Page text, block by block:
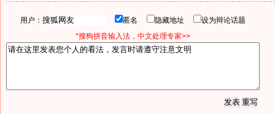
用户： 匿名 隐藏地址
设为辩论话题
*搜狗拼音输入法，中文处理专家>>